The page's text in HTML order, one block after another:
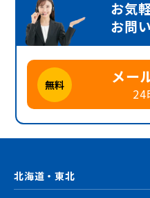
お気
お問
無料 メー
24
北海道・東北